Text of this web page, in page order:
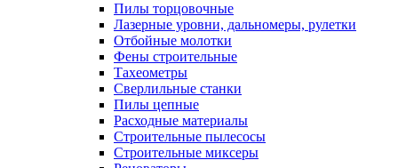
Пилы торцовочные
Лазерные уровни, дальномеры, рулетки
Отбойные молотки
Фены строительные
Тахеометры
Сверлильные станки
Пилы цепные
Расходные материалы
Строительные пылесосы
Строительные миксеры